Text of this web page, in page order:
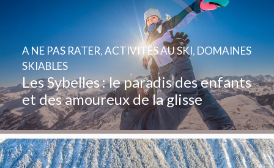
Les Sybelles : le paradis des enfants
et des amoureux de la glisse
A NE PAS RATER,ACTIVITÉS AU SKI, DOMAINES
SKIABLES